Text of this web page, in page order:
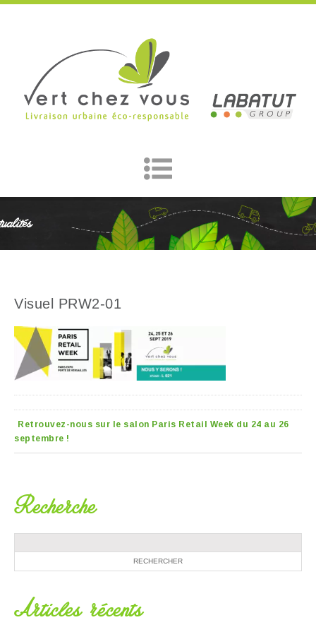
Visuel PRW2-01
Retrouvez-nous sur le salon Paris Retail Week du 24 au 26
septembre !
Recherche
Articles récents